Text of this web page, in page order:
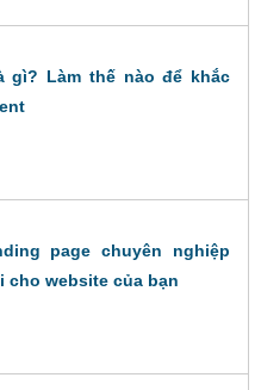
gì? Làm thế nào để khắc
page chuyên nghiệp
cho website của bạn